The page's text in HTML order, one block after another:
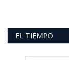
EL TIEMPO